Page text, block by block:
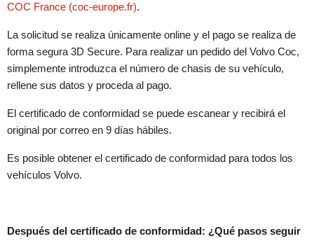
COC France (coc-europe.fr).
La solicitud se realiza únicamente online y el pago se realiza de
forma segura 3D Secure. Para realizar un pedido del Volvo Coc,
simplemente introduzca el número de chasis de su vehículo,
rellene sus datos y proceda al pago.
El certificado de conformidad se puede escanear y recibirá el
original por correo en 9 días hábiles.
Es posible obtener el certificado de conformidad para todos los
vehículos Volvo.
Después del certificado de conformidad: ¿Qué pasos seguir